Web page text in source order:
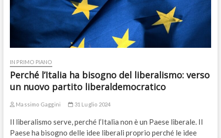
IN PRIMO PIANO
Perché l’Italia ha bisogno del liberalismo: verso
un nuovo partito liberaldemocratico
Massimo Gaggini 31 Luglio 2024
Il liberalismo serve, perché l’Italia non è un Paese liberale. Il
Paese ha bisogno delle idee liberali proprio perché le idee